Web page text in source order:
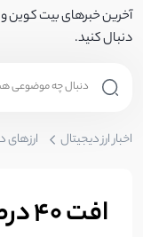
آخرین خبرهای بیت کوین و
دنبال کنید.
اخبار ارز دیجیتال ارزهای